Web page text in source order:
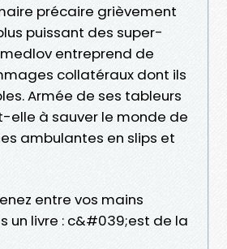
précaire grièvement
puissant des super-
entreprend de
collatéraux dont ils
Armée de ses tableurs
elle à sauver le monde de
ambulantes en slips et
entre vos mains
un livre : c&#039;est de la